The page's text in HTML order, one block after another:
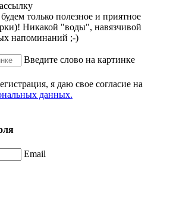
только полезное и приятное
Никакой "воды", навязчивой
напоминаний ;-)
Введите слово на картинке
я даю свое согласие на
данных.
Email